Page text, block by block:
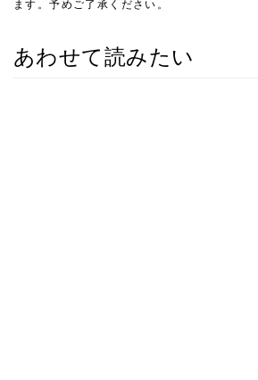
ます。予めご了承ください。
あわせて読みたい